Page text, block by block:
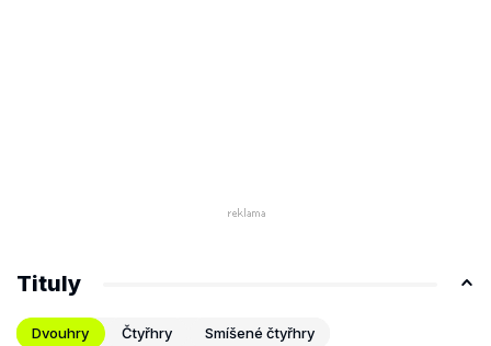
Tituly
Dvouhry Čtyřhry Smíšené čtyřhry